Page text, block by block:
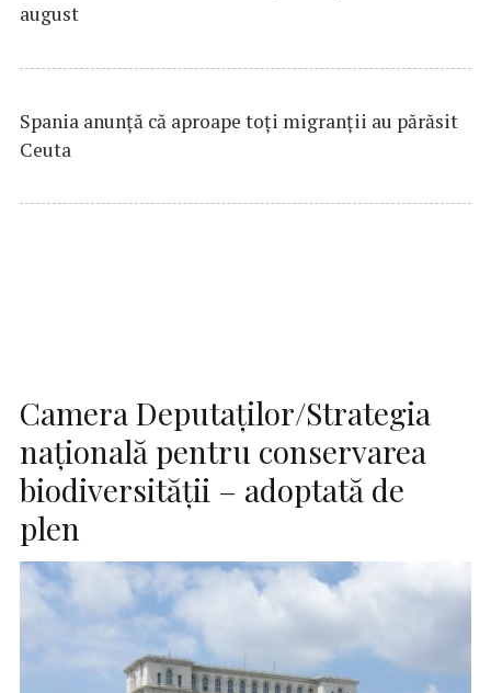
august
Spania anunţă că aproape toţi migranţii au părăsit
Ceuta
Camera Deputaţilor/Strategia
naţională pentru conservarea
biodiversităţii – adoptată de
plen